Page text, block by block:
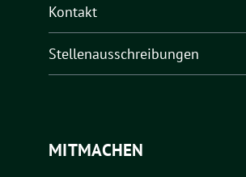
Kontakt
Stellenausschreibungen
MITMACHEN